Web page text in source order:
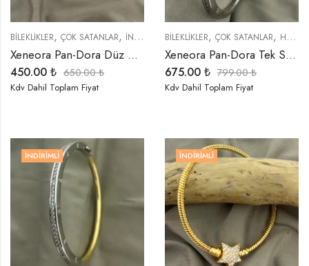
BİLEKLİKLER, ÇOK SATANLAR, İNDIRIMLI ÜRÜNLER ,TREND ÜRÜNLER
Xeneora Pan-Dora Düz Klipsli Gold Bileklik
450.00 ₺ 650.00₺
Kdv Dahil Toplam Fiyat
BİLEKLİKLER, ÇOK SATANLAR, HEDIYELER
Xeneora Pan-Dora Tek Sıra Taşlı Gümüş Renk Kelepçe Bileklik
675.00 ₺ 799.00₺
Kdv Dahil Toplam Fiyat
İNDIRIMLI İNDIRIMLI